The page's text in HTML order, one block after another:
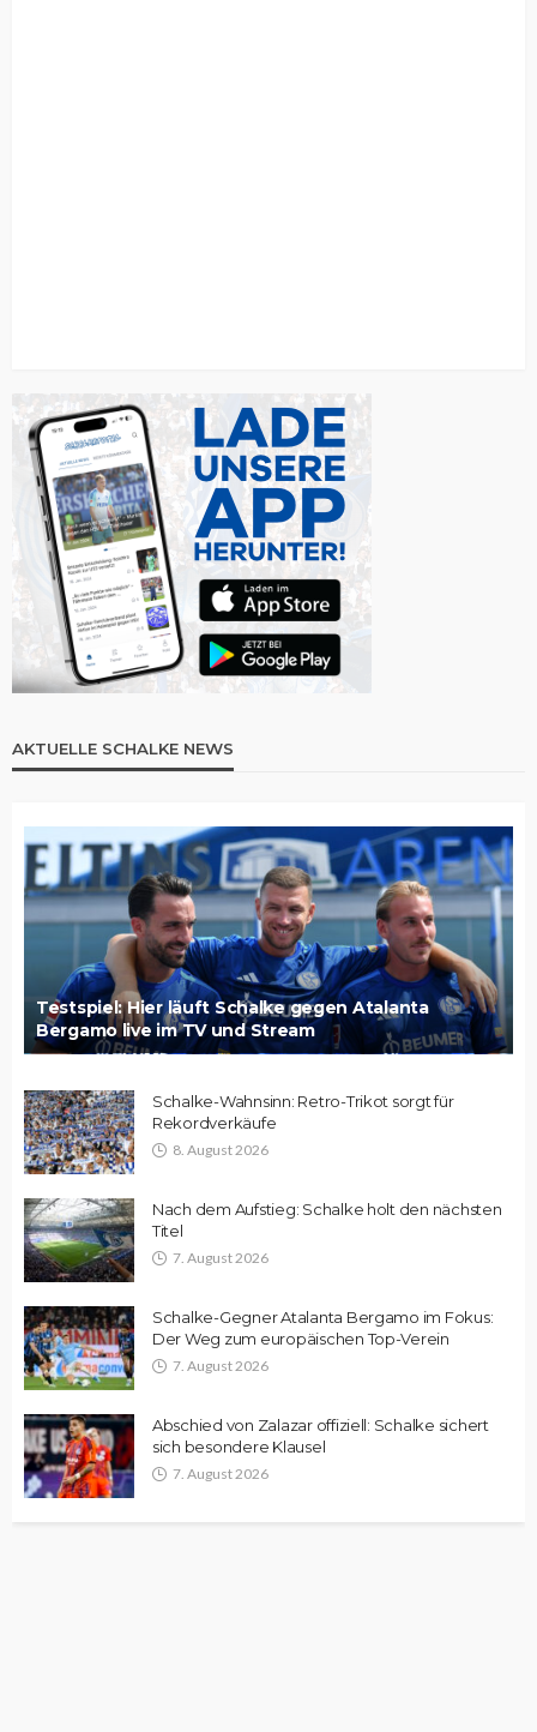
AKTUELLE SCHALKE NEWS
Testspiel: Hier läuft Schalke gegen Atalanta
Bergamo live im TV und Stream
Schalke-Wahnsinn: Retro-Trikot sorgt für
Rekordverkäufe
8. August 2026
Nach dem Aufstieg: Schalke holt den nächsten
Titel
7. August 2026
Schalke-Gegner Atalanta Bergamo im Fokus:
Der Weg zum europäischen Top-Verein
7. August 2026
Abschied von Zalazar offiziell: Schalke sichert
sich besondere Klausel
7. August 2026